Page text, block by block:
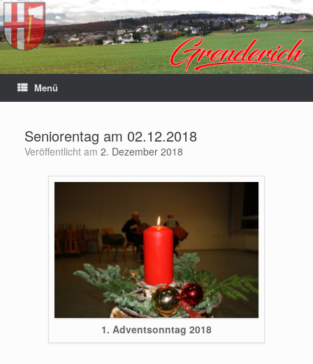
Menü
Seniorentag am 02.12.2018
Veröffentlicht am 2. Dezember 2018
1. Adventsonntag 2018